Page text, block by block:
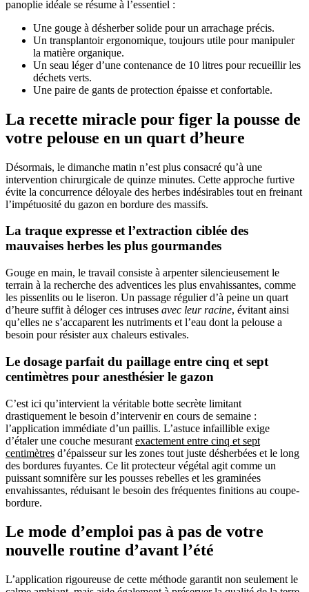
panoplie idéale se résume à l’essentiel :
Une gouge à désherber solide pour un arrachage précis.
Un transplantoir ergonomique, toujours utile pour manipuler
la matière organique.
Un seau léger d’une contenance de 10 litres pour recueillir les
déchets verts.
Une paire de gants de protection épaisse et confortable.
La recette miracle pour figer la pousse de
votre pelouse en un quart d’heure
Désormais, le dimanche matin n’est plus consacré qu’à une
intervention chirurgicale de quinze minutes. Cette approche furtive
évite la concurrence déloyale des herbes indésirables tout en freinant
l’impétuosité du gazon en bordure des massifs.
La traque expresse et l’extraction ciblée des
mauvaises herbes les plus gourmandes
Gouge en main, le travail consiste à arpenter silencieusement le
terrain à la recherche des adventices les plus envahissantes, comme
les pissenlits ou le liseron. Un passage régulier d’à peine un quart
d’heure suffit à déloger ces intruses avec leur racine, évitant ainsi
qu’elles ne s’accaparent les nutriments et l’eau dont la pelouse a
besoin pour résister aux chaleurs estivales.
Le dosage parfait du paillage entre cinq et sept
centimètres pour anesthésier le gazon
C’est ici qu’intervient la véritable botte secrète limitant
drastiquement le besoin d’intervenir en cours de semaine :
l’application immédiate d’un paillis. L’astuce infaillible exige
d’étaler une couche mesurant exactement entre cinq et sept
centimètres d’épaisseur sur les zones tout juste désherbées et le long
des bordures fuyantes. Ce lit protecteur végétal agit comme un
puissant somnifère sur les pousses rebelles et les graminées
envahissantes, réduisant le besoin des fréquentes finitions au coupe-
bordure.
Le mode d’emploi pas à pas de votre
nouvelle routine d’avant l’été
L’application rigoureuse de cette méthode garantit non seulement le